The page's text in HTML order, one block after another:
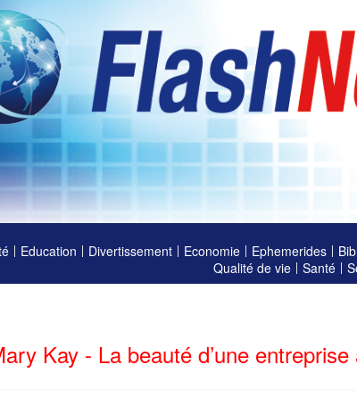
Education Divertissement Economie Ephemerides
Qualité de vie
Santé
Kay - La beauté d’une